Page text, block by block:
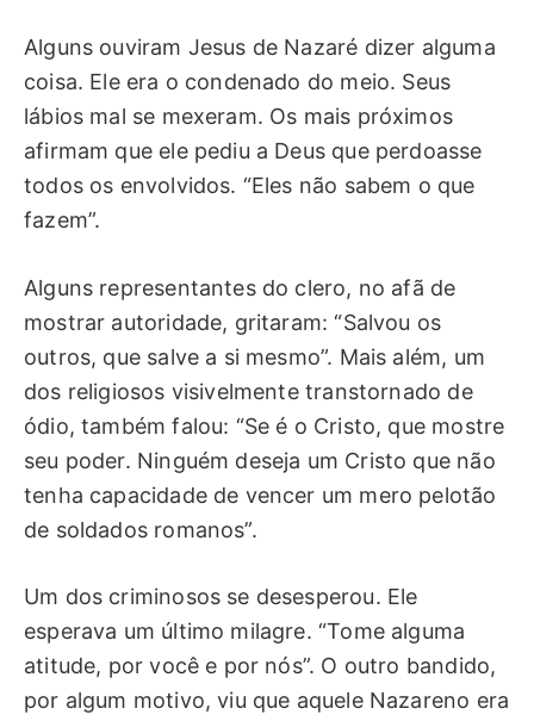
Alguns ouviram Jesus de Nazaré dizer alguma
coisa. Ele era o condenado do meio. Seus
lábios mal se mexeram. Os mais próximos
afirmam que ele pediu a Deus que perdoasse
todos os envolvidos. “Eles não sabem o que
fazem”.
Alguns representantes do clero, no afã de
mostrar autoridade, gritaram: “Salvou os
outros, que salve a si mesmo”. Mais além, um
dos religiosos visivelmente transtornado de
ódio, também falou: “Se é o Cristo, que mostre
seu poder. Ninguém deseja um Cristo que não
tenha capacidade de vencer um mero pelotão
de soldados romanos”.
Um dos criminosos se desesperou. Ele
esperava um último milagre. “Tome alguma
atitude, por você e por nós”. O outro bandido,
por algum motivo, viu que aquele Nazareno era